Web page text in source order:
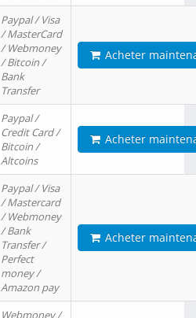
Paypal / Visa
/ MasterCard
/ Webmoney
/ Bitcoin /
Bank
Transfer
Acheter
Paypal /
Credit Card /
Bitcoin /
Altcoins
Acheter
Paypal / Visa
/ Mastercard
/ Webmoney
/ Bank
Transfer /
Perfect
money /
Amazon pay
Acheter
Webmoney /